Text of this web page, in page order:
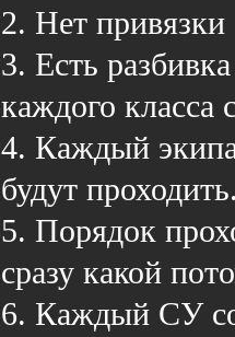
2. Нет
3. Есть
каждого класса
4. Каждый
будут
5. Порядок
сразу какой
6. Каждый СУ